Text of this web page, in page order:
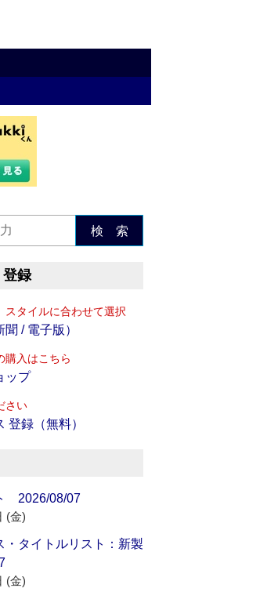
検 索
登録
スタイルに合わせて選択
/ 電子版）
購入はこちら
ップ
さい
登録（無料）
2026/08/07
(金)
・タイトルリスト：新製
(金)